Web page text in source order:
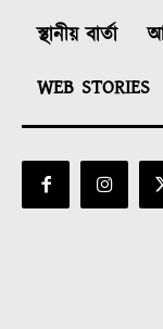
স্থানীয় বাৰ্তা
WEB STORIES